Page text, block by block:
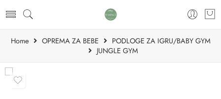
Home OPREMA ZA BEBE
PODLOGE ZA IGRU/BABY GYM
JUNGLE GYM